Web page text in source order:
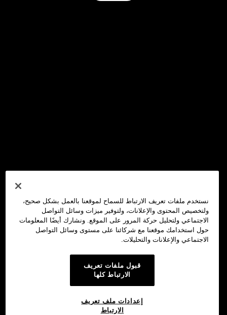
نستخدم ملفات تعريف الارتباط للسماح لموقعنا بالعمل بشكل صحيح،
ولتخصيص المحتوى والإعلانات، ولتوفير ميزات وسائل التواصل
الاجتماعي ولتحليل حركة المرور على الموقع. ونشارك أيضًا المعلومات
حول استخدامك موقعنا مع شركائنا على مستوى وسائل التواصل
الاجتماعي والإعلانات والتحليلات.
قبول ملفات تعريف
الارتباط كلها
إعدادات ملف تعريف
الارتباط